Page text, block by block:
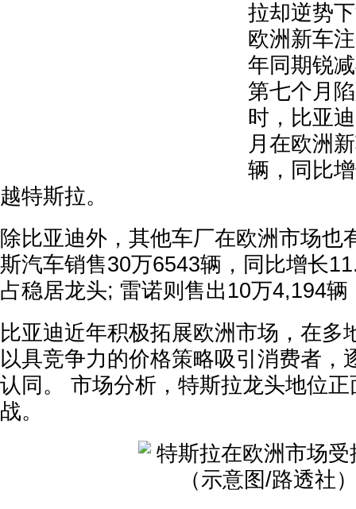
拉却逆势
欧洲新车
年同期锐
第七个月
时，比亚
月在欧洲
辆，同比
越特斯拉。
除比亚迪外，其他车厂在欧洲市场也
斯汽车销售30万6543辆，同比增长
占稳居龙头; 雷诺则售出10万4,194辆
比亚迪近年积极拓展欧洲市场，在多
以具竞争力的价格策略吸引消费者，
认同。 市场分析，特斯拉龙头地位
战。